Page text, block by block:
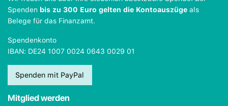
Spenden bis zu 300 Euro gelten die Kontoauszüge als
Belege für das Finanzamt.
Spendenkonto
IBAN: DE24 1007 0024 0643 0029 01
Spenden mit PayPal
Mitglied werden